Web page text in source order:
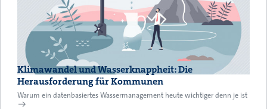
Klimawandel und Wasserknappheit: Die
Herausforderung für Kommunen
Warum ein datenbasiertes Wassermanagement heute wichtiger denn je ist